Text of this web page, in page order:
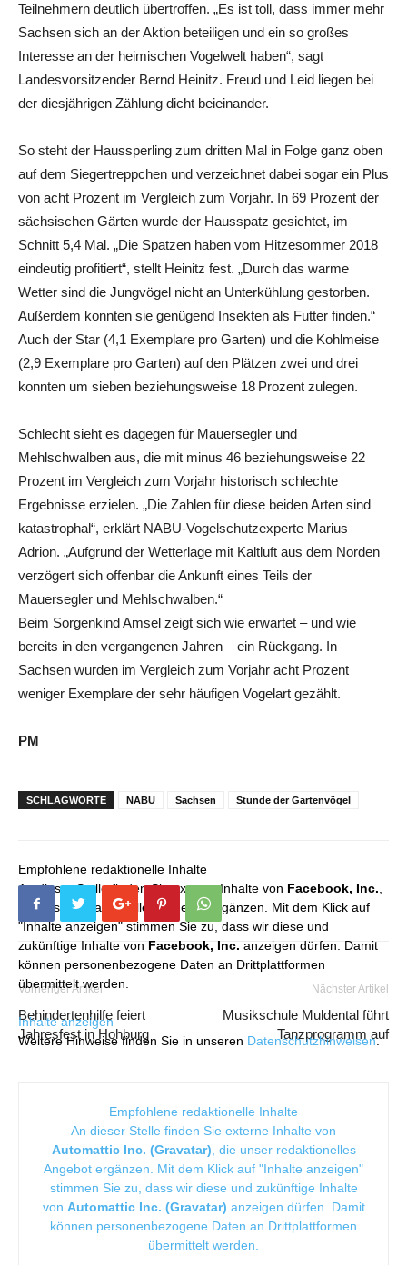
Teilnehmern deutlich übertroffen. „Es ist toll, dass immer mehr
Sachsen sich an der Aktion beteiligen und ein so großes
Interesse an der heimischen Vogelwelt haben“, sagt
Landesvorsitzender Bernd Heinitz. Freud und Leid liegen bei
der diesjährigen Zählung dicht beieinander.
So steht der Haussperling zum dritten Mal in Folge ganz oben
auf dem Siegertreppchen und verzeichnet dabei sogar ein Plus
von acht Prozent im Vergleich zum Vorjahr. In 69 Prozent der
sächsischen Gärten wurde der Hausspatz gesichtet, im
Schnitt 5,4 Mal. „Die Spatzen haben vom Hitzesommer 2018
eindeutig profitiert“, stellt Heinitz fest. „Durch das warme
Wetter sind die Jungvögel nicht an Unterkühlung gestorben.
Außerdem konnten sie genügend Insekten als Futter finden.“
Auch der Star (4,1 Exemplare pro Garten) und die Kohlmeise
(2,9 Exemplare pro Garten) auf den Plätzen zwei und drei
konnten um sieben beziehungsweise 18 Prozent zulegen.
Schlecht sieht es dagegen für Mauersegler und
Mehlschwalben aus, die mit minus 46 beziehungsweise 22
Prozent im Vergleich zum Vorjahr historisch schlechte
Ergebnisse erzielen. „Die Zahlen für diese beiden Arten sind
katastrophal“, erklärt NABU-Vogelschutzexperte Marius
Adrion. „Aufgrund der Wetterlage mit Kaltluft aus dem Norden
verzögert sich offenbar die Ankunft eines Teils der
Mauersegler und Mehlschwalben.“
Beim Sorgenkind Amsel zeigt sich wie erwartet – und wie
bereits in den vergangenen Jahren – ein Rückgang. In
Sachsen wurden im Vergleich zum Vorjahr acht Prozent
weniger Exemplare der sehr häufigen Vogelart gezählt.
PM
SCHLAGWORTE NABU Sachsen Stunde der Gartenvögel
Empfohlene redaktionelle Inhalte
An dieser Stelle finden Sie externe Inhalte von Facebook, Inc.,
die unser redaktionelles Angebot ergänzen. Mit dem Klick auf
"Inhalte anzeigen" stimmen Sie zu, dass wir diese und
zukünftige Inhalte von Facebook, Inc. anzeigen dürfen. Damit
können personenbezogene Daten an Drittplattformen
übermittelt werden.
Inhalte anzeigen
Weitere Hinweise finden Sie in unseren Datenschutzhinweisen.
Vorheriger Artikel
Behindertenhilfe feiert
Jahresfest in Hohburg
Nächster Artikel
Musikschule Muldental führt
Tanzprogramm auf
Empfohlene redaktionelle Inhalte
An dieser Stelle finden Sie externe Inhalte von
Automattic Inc. (Gravatar), die unser redaktionelles
Angebot ergänzen. Mit dem Klick auf "Inhalte anzeigen"
stimmen Sie zu, dass wir diese und zukünftige Inhalte
von Automattic Inc. (Gravatar) anzeigen dürfen. Damit
können personenbezogene Daten an Drittplattformen
übermittelt werden.